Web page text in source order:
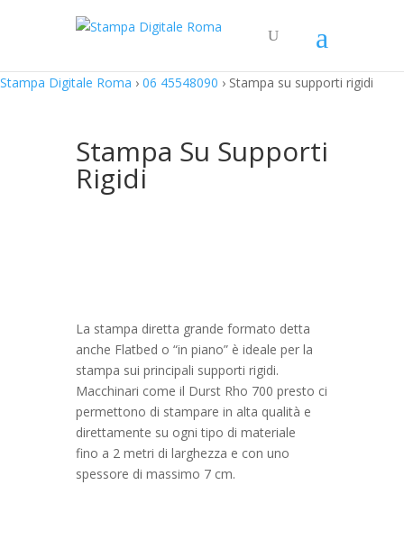
Stampa Digitale Roma › 06 45548090 › Stampa su supporti rigidi
Stampa Su Supporti
Rigidi
La stampa diretta grande formato detta
anche Flatbed o “in piano” è ideale per la
stampa sui principali supporti rigidi.
Macchinari come il Durst Rho 700 presto ci
permettono di stampare in alta qualità e
direttamente su ogni tipo di materiale
fino a 2 metri di larghezza e con uno
spessore di massimo 7 cm.